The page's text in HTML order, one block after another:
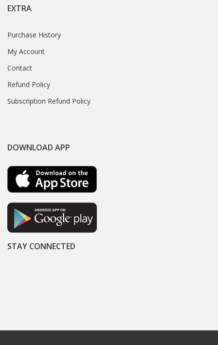
EXTRA
Purchase History
My Account
Contact
Refund Policy
Subscription Refund Policy
DOWNLOAD APP
STAY CONNECTED